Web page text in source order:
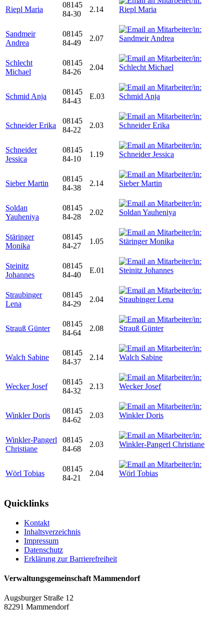
Riepl Maria
08145
84-30
2.14
Sandmeir
Andrea
08145
84-49
2.07
Schlecht
Michael
08145
84-26
2.04
Schmid Anja
08145
84-43
E.03
Schneider Erika
08145
84-22
2.03
Schneider
Jessica
08145
84-10
1.19
Sieber Martin
08145
84-38
2.14
Soldan
Yauheniya
08145
84-28
2.02
Stäringer
Monika
08145
84-27
1.05
Steinitz
Johannes
08145
84-40
E.01
Straubinger
Lena
08145
84-29
2.04
Strauß Günter
08145
84-64
2.08
Walch Sabine
08145
84-37
2.14
Wecker Josef
08145
84-32
2.13
Winkler Doris
08145
84-62
2.03
Winkler-Pangerl
Christiane
08145
84-68
2.03
Wörl Tobias
08145
84-21
2.04
Quicklinks
Kontakt
Inhaltsverzeichnis
Impressum
Datenschutz
Erklärung zur Barrierefreiheit
Verwaltungsgemeinschaft Mammendorf
Augsburger Straße 12
82291 Mammendorf